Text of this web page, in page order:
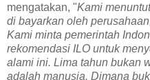
mengatakan, "Kami
di bayarkan oleh
Kami minta pemerintah
rekomendasi ILO untuk
alami ini. Lima tahun bukan
adalah manusia. Dimana